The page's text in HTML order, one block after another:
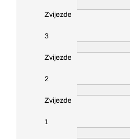
Zvijezde
3
Zvijezde
2
Zvijezde
1